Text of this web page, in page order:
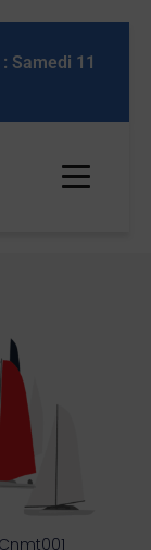
Soirée annuelle